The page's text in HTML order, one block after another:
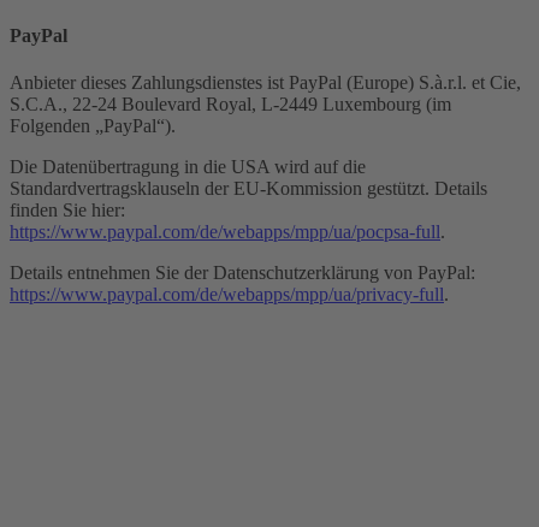
PayPal
Anbieter dieses Zahlungsdienstes ist PayPal (Europe) S.à.r.l. et Cie,
S.C.A., 22-24 Boulevard Royal, L-2449 Luxembourg (im
Folgenden „PayPal“).
Die Datenübertragung in die USA wird auf die
Standardvertragsklauseln der EU-Kommission gestützt. Details
finden Sie hier:
https://www.paypal.com/de/webapps/mpp/ua/pocpsa-full.
Details entnehmen Sie der Datenschutzerklärung von PayPal:
https://www.paypal.com/de/webapps/mpp/ua/privacy-full.